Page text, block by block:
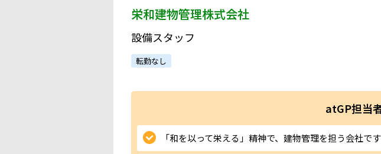
栄和建物管理株式会社
設備スタッフ
転勤なし
atGP担当
「和を以って栄える」精神で、建物管理を担う会社です